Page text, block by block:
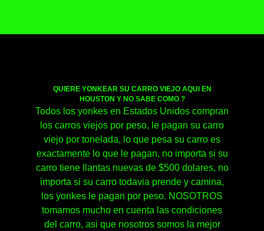
QUIERE YONKEAR SU CARRO VIEJO AQUI EN
HOUSTON Y NO SABE COMO ?
Todos los yonkes en Estados Unidos compran
los carros viejos por peso, le pagan su carro
viejo por tonelada, lo que pesa su carro es
exactamente lo que le pagan, no importa si su
carro tiene llantas nuevas de $500 dolares, no
importa si su carro todavia prende y camina,
los yonkes le pagan por peso. NOSOTROS
tomamos mucho en cuenta las condiciones
del carro, asi que nosotros somos la mejor